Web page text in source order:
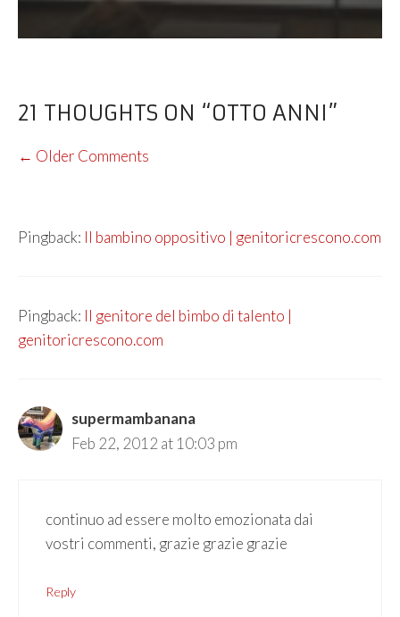
21 THOUGHTS ON “OTTO ANNI”
COMMENT
← Older Comments
Pingback: Il bambino oppositivo | genitoricrescono.com
Pingback: Il genitore del bimbo di talento |
genitoricrescono.com
supermambanana
Feb 22, 2012 at 10:03 pm
continuo ad essere molto emozionata dai
vostri commenti, grazie grazie grazie
Reply